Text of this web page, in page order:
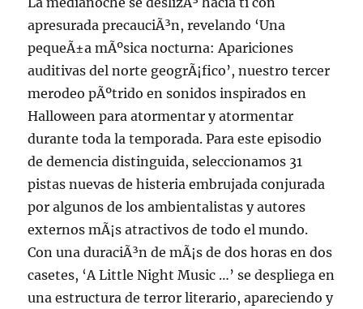
apresurada precauciÃ³n, revelando ‘Una
pequeÃ±a mÃºsica nocturna: Apariciones
auditivas del norte geogrÃ¡fico’, nuestro tercer
merodeo pÃºtrido en sonidos inspirados en
Halloween para atormentar y atormentar
durante toda la temporada. Para este episodio
de demencia distinguida, seleccionamos 31
pistas nuevas de histeria embrujada conjurada
por algunos de los ambientalistas y autores
externos mÃ¡s atractivos de todo el mundo.
Con una duraciÃ³n de mÃ¡s de dos horas en dos
casetes, ‘A Little Night Music …’ se despliega en
una estructura de terror literario, apareciendo y